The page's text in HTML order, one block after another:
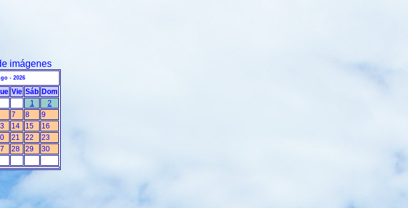
imágenes
- 2026
Vie Sáb Dom
1
2
7 8
9
14 15
16
21 22
23
28 29
30